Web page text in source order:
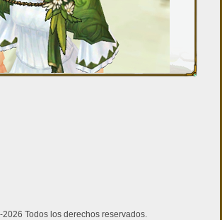
Todos los derechos reservados.